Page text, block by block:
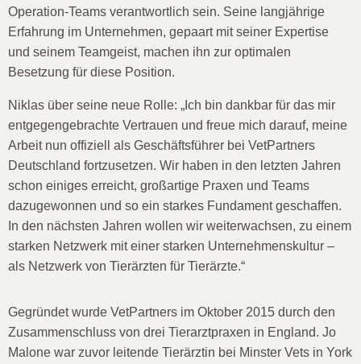
Operation-Teams verantwortlich sein. Seine langjährige
Erfahrung im Unternehmen, gepaart mit seiner Expertise
und seinem Teamgeist, machen ihn zur optimalen
Besetzung für diese Position.
Niklas über seine neue Rolle: „Ich bin dankbar für das mir
entgegengebrachte Vertrauen und freue mich darauf, meine
Arbeit nun offiziell als Geschäftsführer bei VetPartners
Deutschland fortzusetzen. Wir haben in den letzten Jahren
schon einiges erreicht, großartige Praxen und Teams
dazugewonnen und so ein starkes Fundament geschaffen.
In den nächsten Jahren wollen wir weiterwachsen, zu einem
starken Netzwerk mit einer starken Unternehmenskultur –
als Netzwerk von Tierärzten für Tierärzte.“
Gegründet wurde VetPartners im Oktober 2015 durch den
Zusammenschluss von drei Tierarztpraxen in England. Jo
Malone war zuvor leitende Tierärztin bei Minster Vets in York